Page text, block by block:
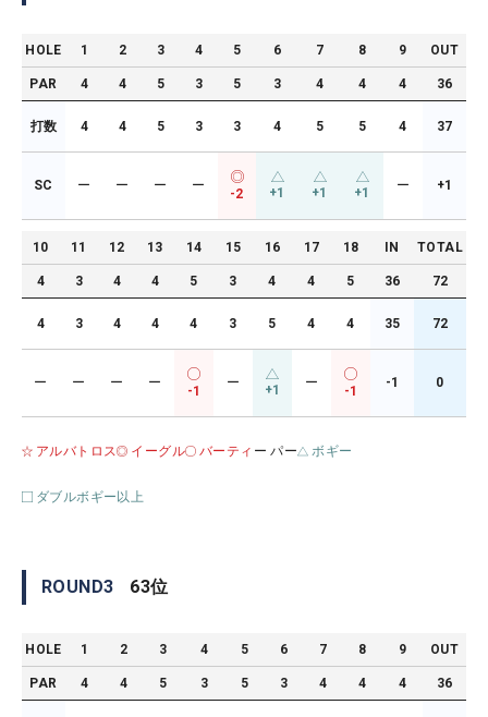
HOLE 1 2 3 4 5 6 7 8 9 OUT
PAR 4 4 5 3 5 3 4 4 4 36
打数 4 4 5 3 3 4 5 5 4 37
SC ー ー ー ー
-2 +1 +1 +1 ー +1
10 11 12 13 14 15 16 17 18 IN TOTAL
4 3 4 4 5 3 4 4 5 36 72
4 3 4 4 4 3 5 4 4 35 72
ー ー ー ー
-1
ー +1 ー
-1
-1 0
アルバトロス イーグル バーティ ー パー ボギー
ダブルボギー以上
ROUND3 63位
HOLE 1 2 3 4 5 6 7 8 9 OUT
PAR 4 4 5 3 5 3 4 4 4 36